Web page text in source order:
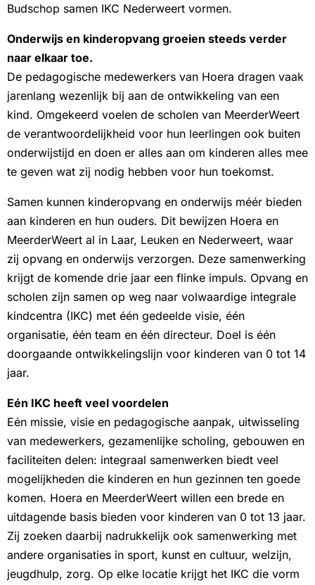
Budschop samen IKC Nederweert vormen.
Onderwijs en kinderopvang groeien steeds verder
naar elkaar toe.
De pedagogische medewerkers van Hoera dragen vaak
jarenlang wezenlijk bij aan de ontwikkeling van een
kind. Omgekeerd voelen de scholen van MeerderWeert
de verantwoordelijkheid voor hun leerlingen ook buiten
onderwijstijd en doen er alles aan om kinderen alles mee
te geven wat zij nodig hebben voor hun toekomst.
Samen kunnen kinderopvang en onderwijs méér bieden
aan kinderen en hun ouders. Dit bewijzen Hoera en
MeerderWeert al in Laar, Leuken en Nederweert, waar
zij opvang en onderwijs verzorgen. Deze samenwerking
krijgt de komende drie jaar een flinke impuls. Opvang en
scholen zijn samen op weg naar volwaardige integrale
kindcentra (IKC) met één gedeelde visie, één
organisatie, één team en één directeur. Doel is één
doorgaande ontwikkelingslijn voor kinderen van 0 tot 14
jaar.
Eén IKC heeft veel voordelen
Eén missie, visie en pedagogische aanpak, uitwisseling
van medewerkers, gezamenlijke scholing, gebouwen en
faciliteiten delen: integraal samenwerken biedt veel
mogelijkheden die kinderen en hun gezinnen ten goede
komen. Hoera en MeerderWeert willen een brede en
uitdagende basis bieden voor kinderen van 0 tot 13 jaar.
Zij zoeken daarbij nadrukkelijk ook samenwerking met
andere organisaties in sport, kunst en cultuur, welzijn,
jeugdhulp, zorg. Op elke locatie krijgt het IKC die vorm